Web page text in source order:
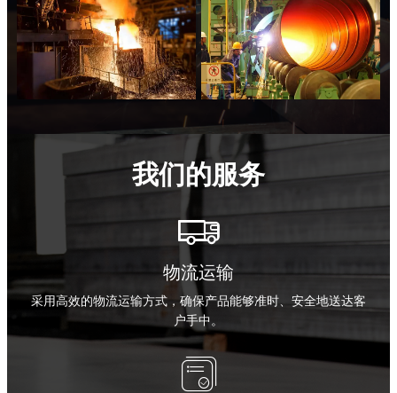
我们的服务

物流运输
采用高效的物流运输方式，确保产品能够准时、安全地送达客
户手中。
